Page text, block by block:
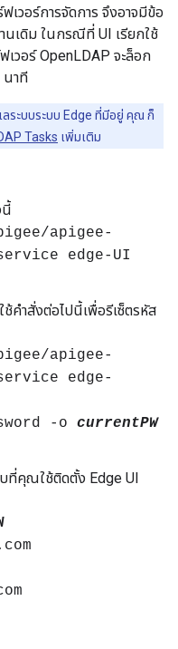
วอร์การจัดการ จึงอาจมีข้อ
นเดิม ในกรณีที่ UI เรียกใช้
เวอร์ OpenLDAP จะล็อก
นาที
ระบบระบบ Edge ที่มีอยู่ คุณ ก็
Tasks เพิ่มเติม
นี้
apigee-
edge-UI
ช้คำสั่งต่อไปนี้เพื่อรีเซ็ตรหัส
apigee-
edge-
-o currentPW
ที่คุณใช้ติดตั้ง Edge UI